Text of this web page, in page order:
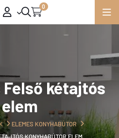
0
kétajtós
ELEMES KONYHABÚTOR
KONYHABÚTOR ELEM